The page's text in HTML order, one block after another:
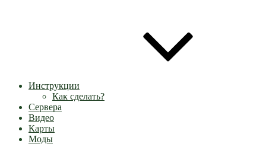
Инструкции
Как сделать?
Сервера
Видео
Карты
Моды